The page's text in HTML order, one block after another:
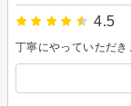
4.5
丁寧にやっていただき